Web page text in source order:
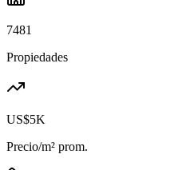
7481
Propiedades
US$5K
Precio/m² prom.